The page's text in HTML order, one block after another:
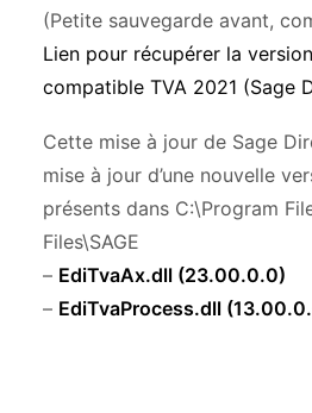
(Petite sauvegarde avant,
Lien pour récupérer la
compatible TVA 2021 (Sage
Cette mise à jour de Sage
mise à jour d’une nouvelle
présents dans C:\Program
Files\SAGE
– EdiTvaAx.dll (23.00.0.0)
– EdiTvaProcess.dll